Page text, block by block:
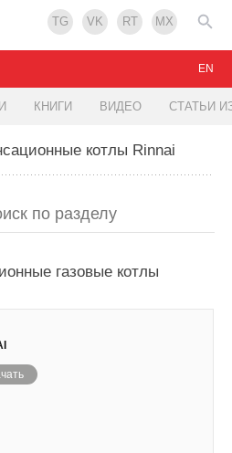
TG VK RT MX
КНИГИ ВИДЕО СТАТЬИ
EN
котлы Rinnai
газовые котлы